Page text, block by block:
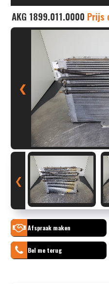
AKG 1899.011.0000 Prijs
❮
❮
Afspraak maken
Bel me terug